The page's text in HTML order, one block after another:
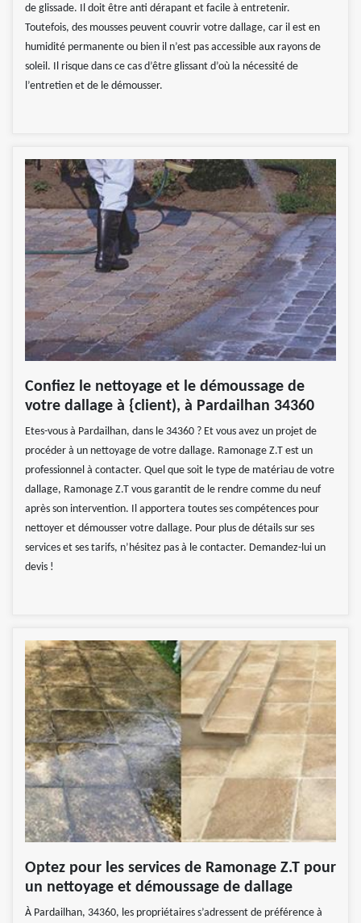
de glissade. Il doit être anti dérapant et facile à entretenir.
Toutefois, des mousses peuvent couvrir votre dallage, car il est en
humidité permanente ou bien il n’est pas accessible aux rayons de
soleil. Il risque dans ce cas d’être glissant d’où la nécessité de
l’entretien et de le démousser.
Confiez le nettoyage et le démoussage de
votre dallage à {client), à Pardailhan 34360
Etes-vous à Pardailhan, dans le 34360 ? Et vous avez un projet de
procéder à un nettoyage de votre dallage. Ramonage Z.T est un
professionnel à contacter. Quel que soit le type de matériau de votre
dallage, Ramonage Z.T vous garantit de le rendre comme du neuf
après son intervention. Il apportera toutes ses compétences pour
nettoyer et démousser votre dallage. Pour plus de détails sur ses
services et ses tarifs, n’hésitez pas à le contacter. Demandez-lui un
devis !
Optez pour les services de Ramonage Z.T pour
un nettoyage et démoussage de dallage
À Pardailhan, 34360, les propriétaires s’adressent de préférence à